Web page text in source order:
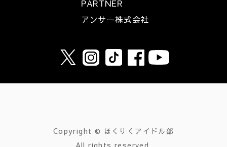
PARTNER
アンサー株式会社
Copyright © ほくりくアイドル部